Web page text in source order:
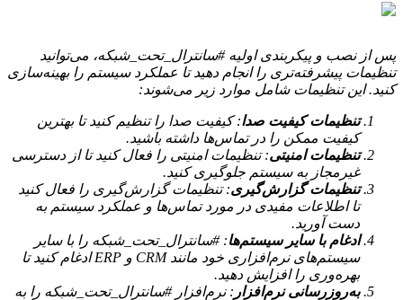
پس از نصب و پیکربندی اولیه #سانترال_تحت_شبکه، می‌توانید
تنظیمات پیشرفته‌تری را انجام دهید تا عملکرد سیستم را بهینه‌سازی
کنید. این تنظیمات شامل موارد زیر می‌شوند:
تنظیمات کیفیت صدا: کیفیت صدا را تنظیم کنید تا بهترین
کیفیت ممکن را در تماس‌ها داشته باشید.
تنظیمات امنیتی: تنظیمات امنیتی را فعال کنید تا از دسترسی
غیرمجاز به سیستم جلوگیری کنید.
تنظیمات گزارش‌گیری: تنظیمات گزارش‌گیری را فعال کنید
تا اطلاعات مفیدی در مورد تماس‌ها و عملکرد سیستم به
دست آورید.
ادغام با سایر سیستم‌ها: #سانترال_تحت_شبکه را با سایر
سیستم‌های نرم‌افزاری خود مانند CRM و ERP ادغام کنید تا
بهره‌وری را افزایش دهید.
به‌روزرسانی نرم‌افزار : نرم‌افزار #سانترال_تحت_شبکه را به